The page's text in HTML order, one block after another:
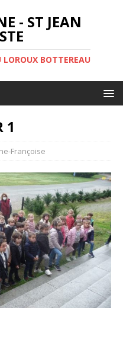
- ST JEAN
LOROUX BOTTEREAU
1
Françoise